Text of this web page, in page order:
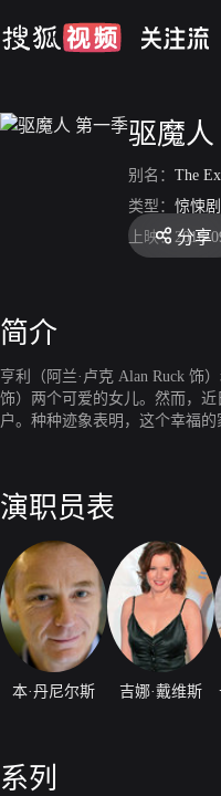
驱魔
别名： The
类型： 惊悚剧
上映： 2016-
分享
简介
亨利（阿兰·卢克 Alan Ruck 饰
饰）两个可爱的女儿。然而，
户。种种迹象表明，这个幸福
演职员表
本·丹尼尔斯 吉娜·戴维斯
系列